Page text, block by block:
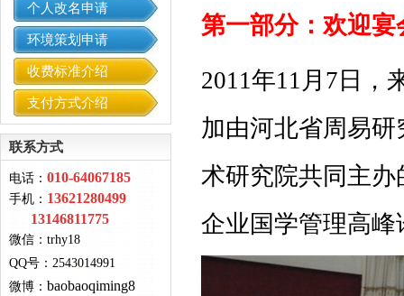
个人改名申请
环境策划申请
收费标准介绍
支付方式介绍
联系方式
电话： 010-64067185
手机： 13621280499
13146811775
微信： trhy18
QQ号 ： 2543014991
微博： baobaoqiming8
第一部分：欢迎宴
2011年11月7日 ，
加由河北省周易
术研究院共同主办
企业国学管理高峰